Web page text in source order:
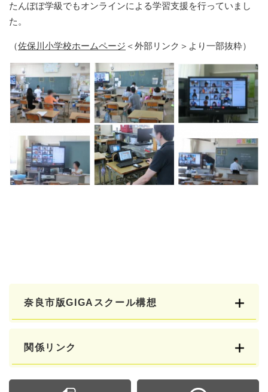
たんぽぽ学級でもオンラインによる学習支援を行っていまし
た。
（佐保川小学校ホームページ ＜外部リンク＞ より一部抜粋）
奈良市版GIGAスクール構想
関係リンク